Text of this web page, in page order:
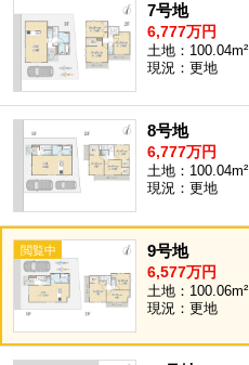
7号地
6,777万円
土地：100.04m²
現況：更地
8号地
6,777万円
土地：100.04m²
現況：更地
9号地
6,577万円
土地：100.06m²
現況：更地